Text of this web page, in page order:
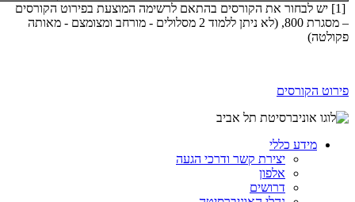
[1] יש לבחור את הקורסים בהתאם לרשימה המוצעת בפירוט הקורסים
– מסגרת 800, (לא ניתן ללמוד 2 מסלולים - מורחב ומצומצם - מאותה
פקולטה)
פירוט הקורסים
מידע כללי
יצירת קשר ודרכי הגעה
אלפון
דרושים